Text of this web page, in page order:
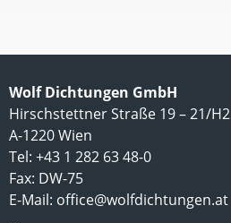
Wolf Dichtungen GmbH
Hirschstettner Straße 19 – 21/H2
A-1220 Wien
Tel: +43 1 282 63 48-0
Fax: DW-75
E-Mail: office@wolfdichtungen.at